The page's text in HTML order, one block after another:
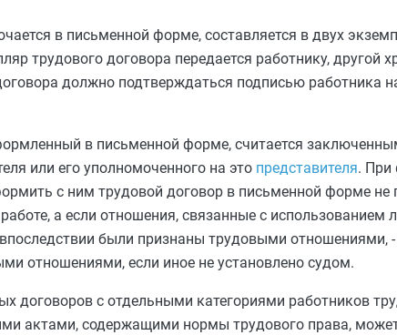
в письменной форме, составляется в двух
трудового договора передается работнику, другой
должно подтверждаться подписью работника
в письменной форме, считается
или его уполномоченного на это представителя. При
с ним трудовой договор в письменной форме не
а если отношения, связанные с использованием
были признаны трудовыми отношениями,
отношениями, если иное не установлено судом.
договоров с отдельными категориями работников
актами, содержащими нормы трудового права,